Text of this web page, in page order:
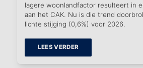
lagere woonlandfactor resulteert in
aan het CAK. Nu is die trend
lichte stijging (0,6%) voor 2026.
LEES VERDER